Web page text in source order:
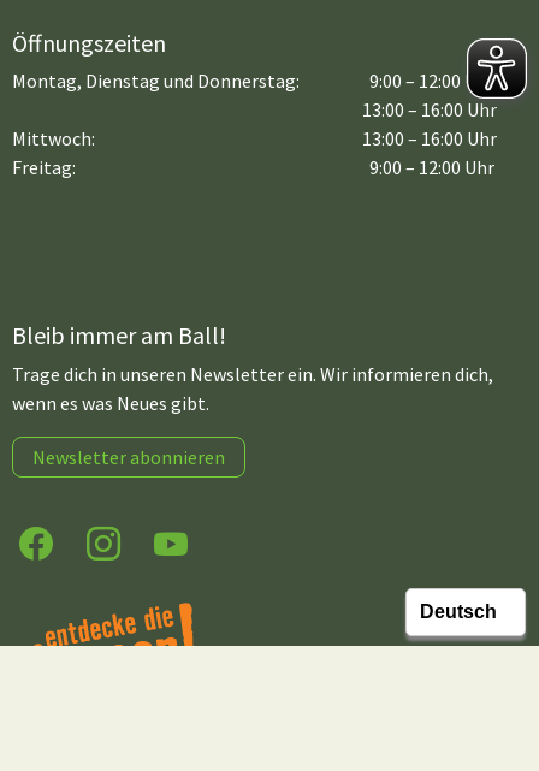
Öffnungszeiten
Montag, Dienstag und Donnerstag:
9:00 – 12:00 Uhr
13:00 – 16:00 Uhr
Mittwoch:
Freitag:
13:00 – 16:00 Uhr
9:00 – 12:00 Uhr
Bleib immer am Ball!
Trage dich in unseren Newsletter ein. Wir informieren dich,
wenn es was Neues gibt.
Newsletter abonnieren